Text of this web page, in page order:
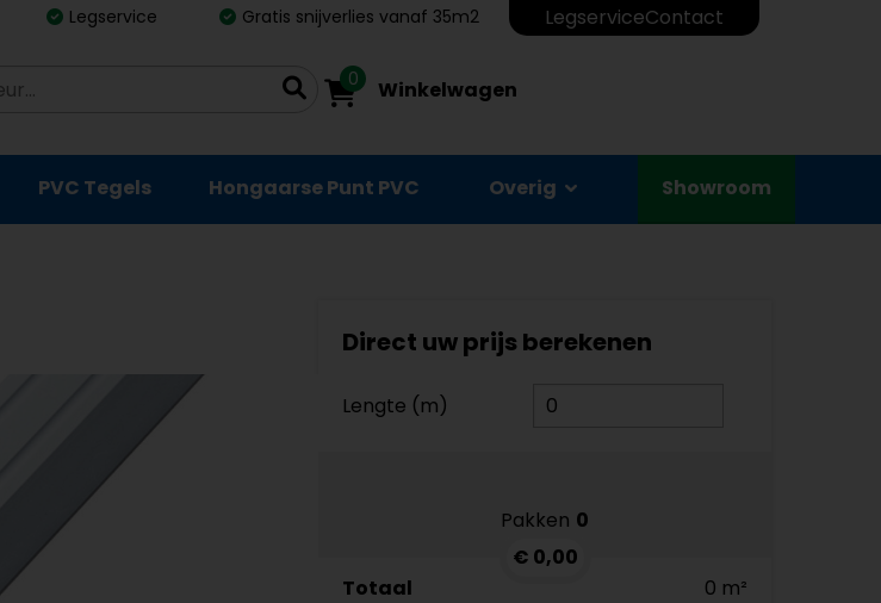
Legservice Gratis snijverlies vanaf 35m2 LegserviceContact
0 Winkelwagen
PVC Tegels Hongaarse Punt PVC Overig Showroom
Direct uw prijs berekenen
Lengte (m)
Pakken 0
€ 0,00
Totaal
0 m²